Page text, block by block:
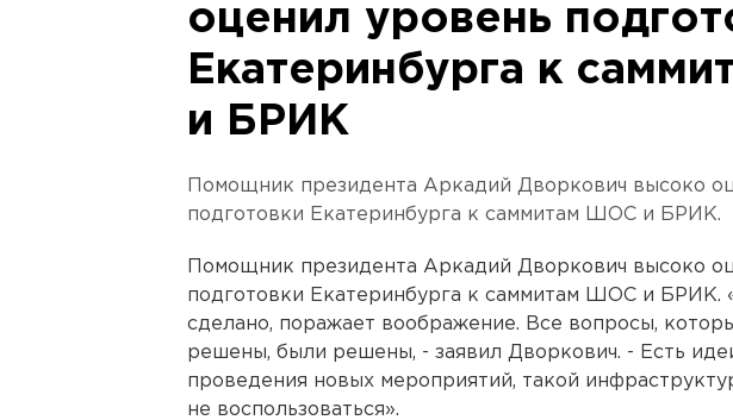
оценил уровень
Екатеринбурга к
и БРИК
Помощник президента Аркадий Дворкович высоко
подготовки Екатеринбурга к саммитам ШОС и БРИК.
Помощник президента Аркадий Дворкович высоко
подготовки Екатеринбурга к саммитам ШОС и БРИК.
сделано, поражает воображение. Все вопросы,
решены, были решены, - заявил Дворкович. - Есть
проведения новых мероприятий, такой
не воспользоваться».